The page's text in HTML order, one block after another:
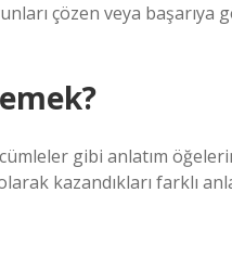
çözen veya
gibi anlatım
kazandıkları farklı